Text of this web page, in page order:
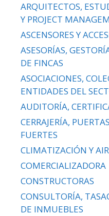
ARQUITECTOS,
Y PROJECT
ASCENSORES Y
ASESORÍAS,
DE FINCAS
ASOCIACIONES,
ENTIDADES DEL
AUDITORÍA,
CERRAJERÍA,
FUERTES
CLIMATIZACIÓN Y
COMERCIALIZADORA
CONSTRUCTORAS
CONSULTORÍA,
DE INMUEBLES